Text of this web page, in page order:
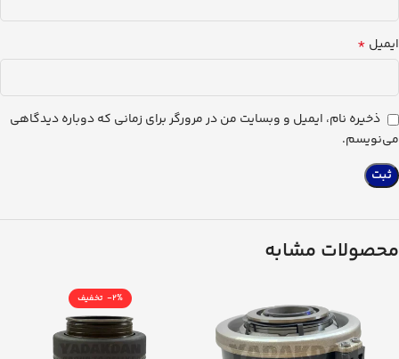
ایمیل *
ذخیره نام، ایمیل و وبسایت من در مرورگر برای زمانی که دوباره دیدگاهی
می‌نویسم.
محصولات مشابه
-2%